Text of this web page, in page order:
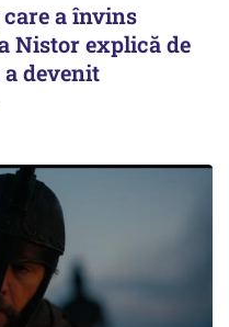
a învins
Nistor explică de
devenit